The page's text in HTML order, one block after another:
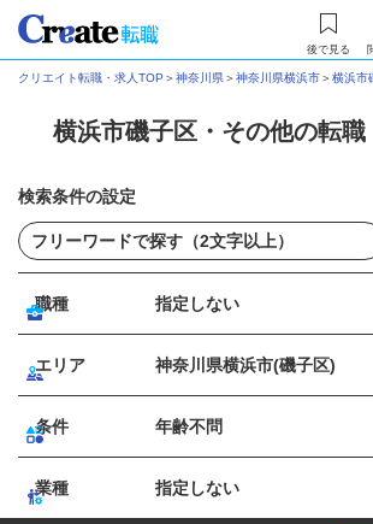
後で見る
クリエイト転職・求人TOP ＞神奈川県＞神奈川県横浜市＞横浜市
横浜市磯子区・その他の転職
検索条件の設定
職種 指定しない
エリア 神奈川県横浜市(磯子区)
条件 年齢不問
業種 指定しない